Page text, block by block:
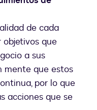
de cada
objetivos que
a sus
mente que estos
por lo que
acciones que se